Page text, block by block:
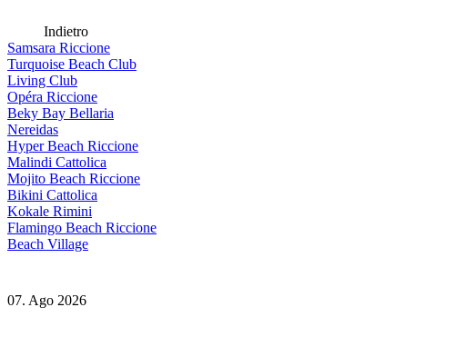
Indietro
Samsara Riccione
Turquoise Beach Club
Living Club
Opéra Riccione
Beky Bay Bellaria
Nereidas
Hyper Beach Riccione
Malindi Cattolica
Mojito Beach Riccione
Bikini Cattolica
Kokale Rimini
Flamingo Beach Riccione
Beach Village
07. Ago 2026